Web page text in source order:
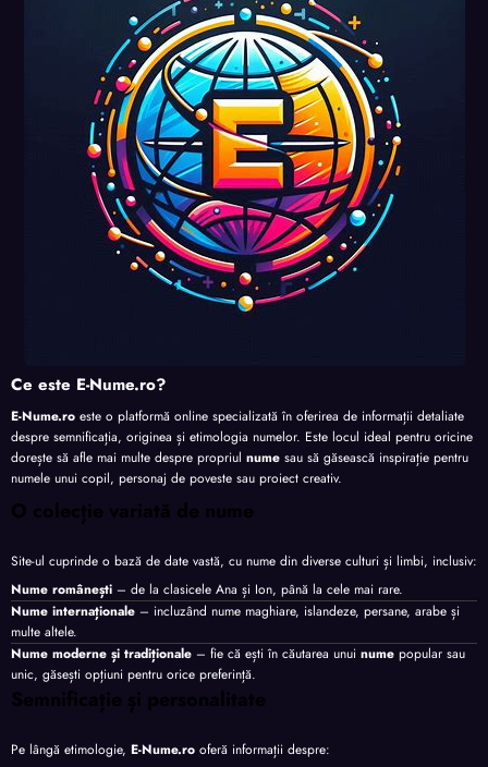
perso
nalita
te
perso
nalita
te
Ce este E-Nume.ro?
E-Nume.ro este o platformă online specializată în oferirea de informații detaliate
despre semnificația, originea și etimologia numelor. Este locul ideal pentru oricine
dorește să afle mai multe despre propriul nume sau să găsească inspirație pentru
numele unui copil, personaj de poveste sau proiect creativ.
O colecție variată de nume
Site-ul cuprinde o bază de date vastă, cu nume din diverse culturi și limbi, inclusiv:
Nume românești – de la clasicele Ana și Ion, până la cele mai rare.
Nume internaționale – incluzând nume maghiare, islandeze, persane, arabe și
multe altele.
Nume moderne și tradiționale – fie că ești în căutarea unui nume popular sau
unic, găsești opțiuni pentru orice preferință.
Semnificație și personalitate
Pe lângă etimologie, E-Nume.ro oferă informații despre: